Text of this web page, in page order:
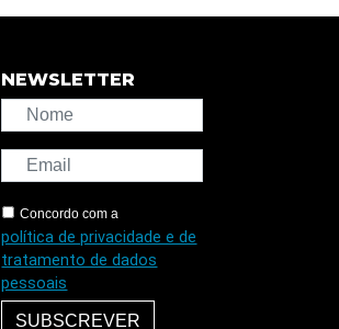
NEWSLETTER
Concordo com a
política de privacidade e de
tratamento de dados
pessoais
SUBSCREVER